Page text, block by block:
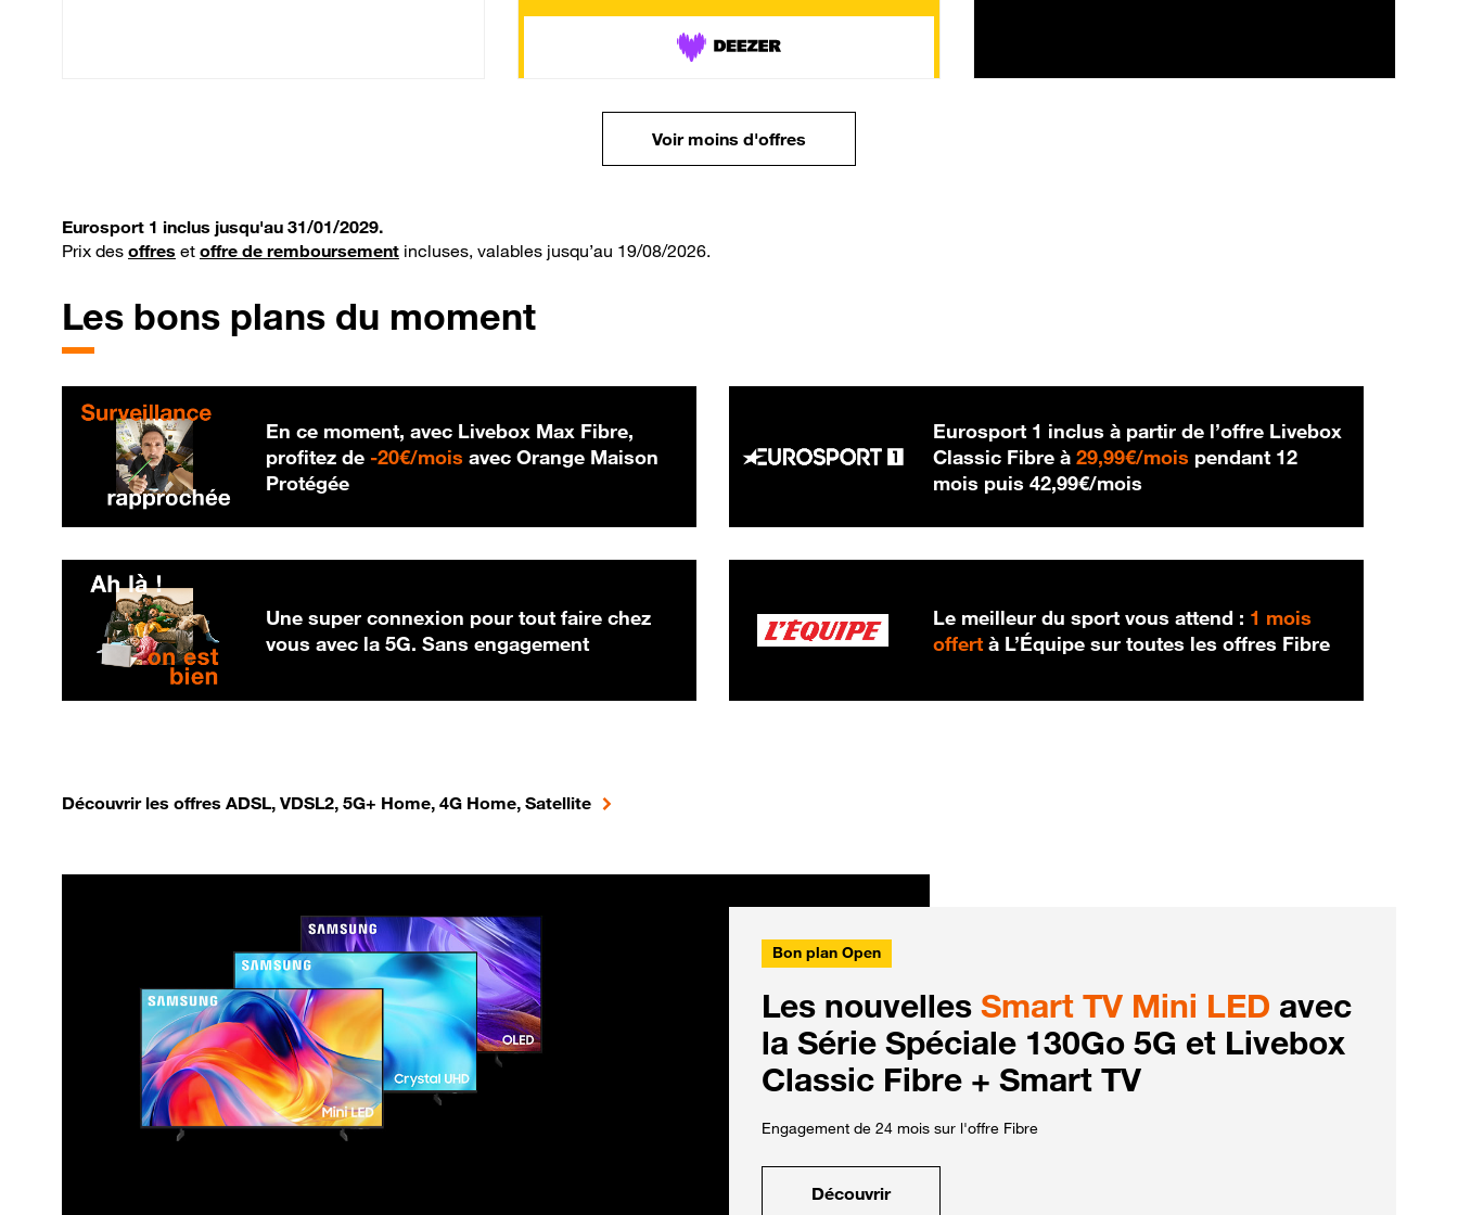
Voir moins d'offres
Eurosport 1 inclus jusqu'au 31/01/2029.
Prix des offres et offre de remboursement incluses, valables jusqu’au 19/08/2026.
Les bons plans du moment
En ce moment, avec Livebox Max Fibre,
profitez de -20€/mois 20 € par mois
avec Orange Maison
Protégée
Eurosport 1 inclus à partir de l’offre Livebox
Classic Fibre à29,99€/mois 29,99 € par mois
pendant 12
mois puis42,99€/mois
Une super connexion pour tout faire chez
vous avec la 5G. Sans engagement
Le meilleur du sport vous attend : 1 mois
offert à L’Équipe sur toutes les offres Fibre
Découvrir les offres ADSL, VDSL2, 5G+ Home, 4G Home, Satellite
Bon plan Open
Les nouvelles Smart TV Mini LED avec
la Série Spéciale 130Go 5G et Livebox
Classic Fibre + Smart TV
Engagement de 24 mois sur l'offre Fibre
Découvrir